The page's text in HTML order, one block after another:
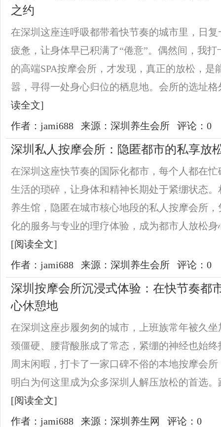
之约
在深圳这座连呼吸都带着快节奏的城市里，日
疲惫，让身体早已积满了“倦意”。偶然间，我
的高端SPA按摩会所，才发现，真正的放松，是
嚣，寻得一处身心归位的栖息地。会所的选址
读全文]
作者：jami688
来源：深圳养生会所 评论：0
深圳私人按摩会所：隐匿都市的私享放
在深圳这座快节奏的国际化都市，每个人都在
生活的琐碎，让身体和精神长期处于紧绷状态
养生馆，隐匿在城市核心地段的私人按摩会所
化的服务与专业的理疗体验，成为都市人放松
[阅读全文]
作者：jami688
来源：深圳养生会所 评论：0
深圳按摩会所沉浸式体验：在快节奏都
心休憩地
在深圳这座步履匆匆的城市，上班族常年被久
颈僵硬、腰背酸胀成了常态，紧绷的神经也始
周末闲暇，打卡了一家口碑不俗的本地按摩会
明白为何这里成为众多深圳人解压放松的首选
[阅读全文]
作者：jami688
来源：深圳养生网 评论：0